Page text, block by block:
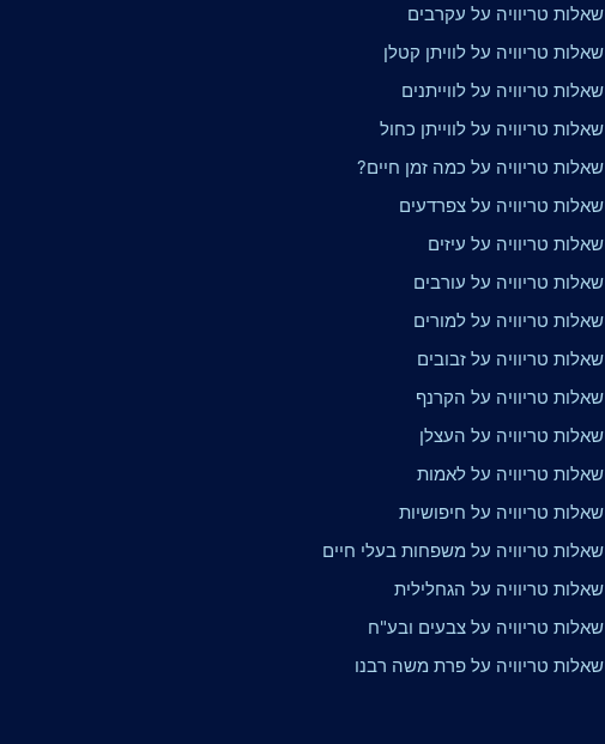
שאלות טריוויה על עקרבים
שאלות טריוויה על לוויתן קטלן
שאלות טריוויה על לווייתנים
שאלות טריוויה על לווייתן כחול
שאלות טריוויה על כמה זמן חיים?
שאלות טריוויה על צפרדעים
שאלות טריוויה על עיזים
שאלות טריוויה על עורבים
שאלות טריוויה על למורים
שאלות טריוויה על זבובים
שאלות טריוויה על הקרנף
שאלות טריוויה על העצלן
שאלות טריוויה על לאמות
שאלות טריוויה על חיפושיות
שאלות טריוויה על משפחות בעלי חיים
שאלות טריוויה על הגחלילית
שאלות טריוויה על צבעים ובע"ח
שאלות טריוויה על פרת משה רבנו